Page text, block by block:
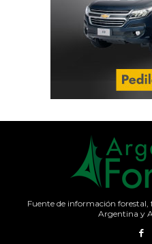
Fuente de información
Argentina y